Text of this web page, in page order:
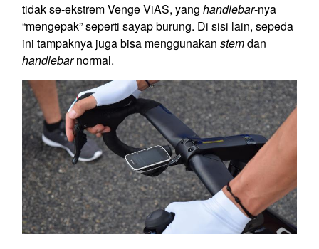
tidak se-ekstrem Venge ViAS, yang handlebar-nya
“mengepak” seperti sayap burung. Di sisi lain, sepeda
ini tampaknya juga bisa menggunakan stemdan
handlebarnormal.